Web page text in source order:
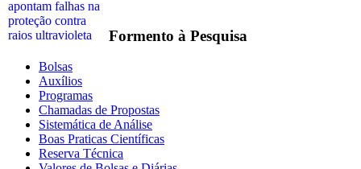
Formento à Pesquisa
Bolsas
Auxílios
Programas
Chamadas de Propostas
Sistemática de Análise
Boas Praticas Científicas
Reserva Técnica